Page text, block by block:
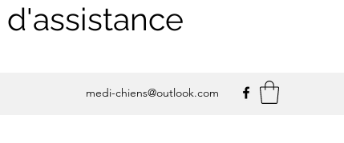
medi-chiens@outlook.com